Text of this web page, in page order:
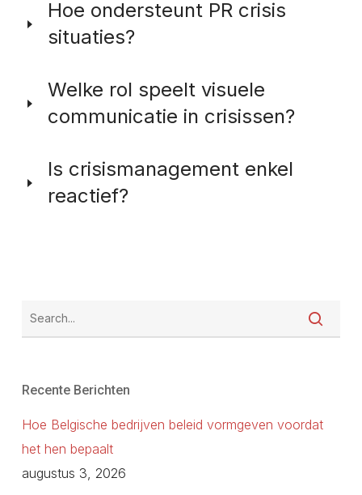
vertrouwen te behouden tijdens onzekerheid.
Hoe ondersteunt PR crisis
situaties?
handling en stakeholdercommunicatie om reputatie te
beschermen.
Welke rol speelt visuele
communicatie in crisissen?
consistente visuele communicatie.
Is crisismanagement enkel
reactief?
Recente Berichten
Hoe Belgische bedrijven beleid vormgeven voordat
het hen bepaalt
augustus 3, 2026